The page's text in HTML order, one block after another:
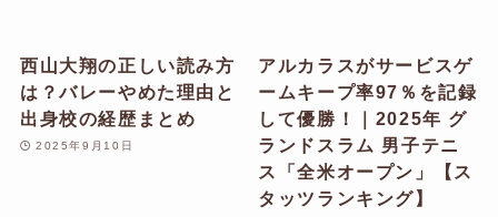
西山大翔の正しい読み方
は？バレーやめた理由と
出身校の経歴まとめ
2025年9月10日
アルカラスがサービスゲ
ームキープ率97％を記録
して優勝！｜2025年 グ
ランドスラム 男子テニ
ス「全米オープン」【ス
タッツランキング】